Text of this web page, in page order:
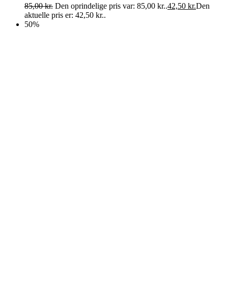
85,00kr. Den oprindelige pris var: 85,00 kr..42,50 kr.Den
aktuelle pris er: 42,50 kr..
50%